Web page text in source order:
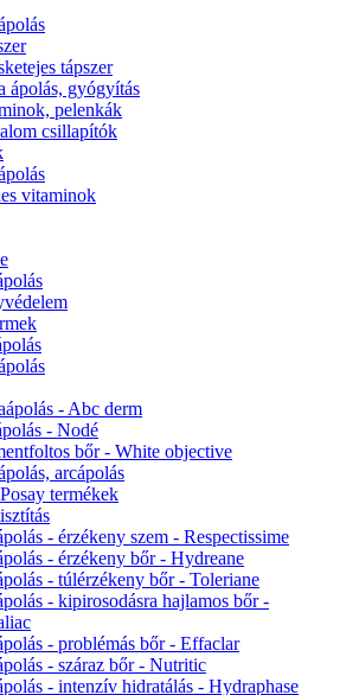
tápszer
ápolás, gyógyítás
pelenkák
csillapítók
vitaminok
- Abc derm
- Nodé
bőr - White objective
arcápolás
termékek
- érzékeny szem - Respectissime
- érzékeny bőr - Hydreane
- túlérzékeny bőr - Toleriane
- kipirosodásra hajlamos bőr -
- problémás bőr - Effaclar
- száraz bőr - Nutritic
- intenzív hidratálás - Hydraphase